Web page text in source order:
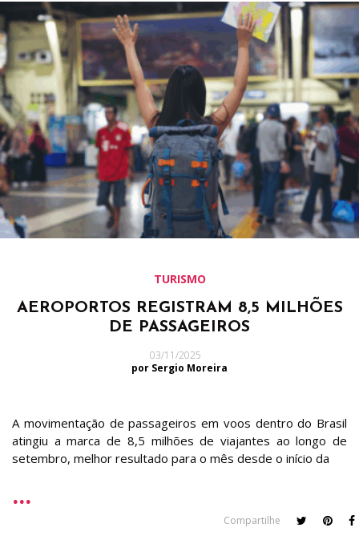
TURISMO
AEROPORTOS REGISTRAM 8,5 MILHÕES
DE PASSAGEIROS
03/11/2025
por Sergio Moreira
A movimentação de passageiros em voos dentro do Brasil
atingiu a marca de 8,5 milhões de viajantes ao longo de
setembro, melhor resultado para o mês desde o início da
Compartilhe